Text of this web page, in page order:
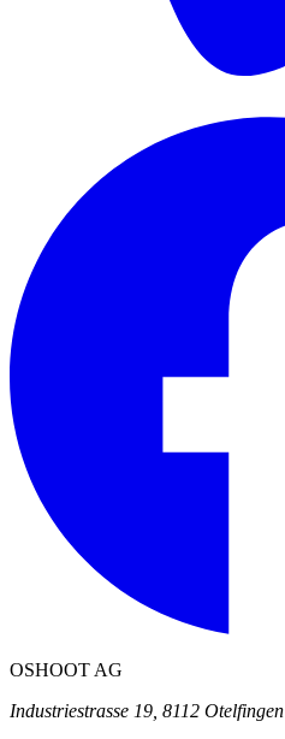
OSHOOT AG
Industriestrasse 19, 8112 Otelfingen